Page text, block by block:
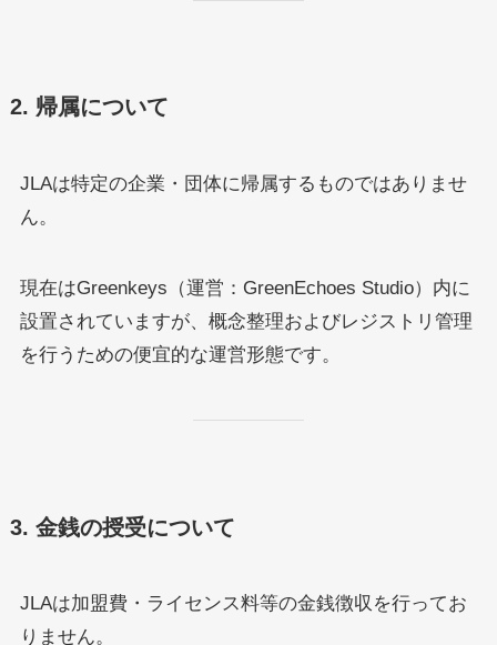
2. 帰属について
JLAは特定の企業・団体に帰属するものではありませ
ん。
現在はGreenkeys（運営：GreenEchoes Studio）内に
設置されていますが、概念整理およびレジストリ管理
を行うための便宜的な運営形態です。
3. 金銭の授受について
JLAは加盟費・ライセンス料等の金銭徴収を行ってお
りません。